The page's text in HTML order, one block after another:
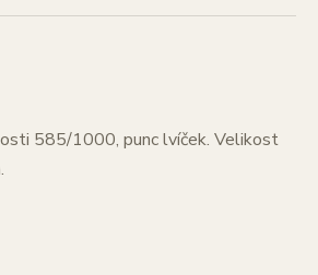
585/1000, punc lvíček. Velikost